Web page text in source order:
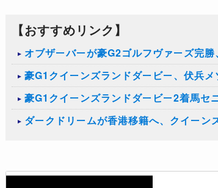
【おすすめリンク】
オブザーバーが豪G2ゴルフヴァーズ完
豪G1クイーンズランドダービー、伏兵
豪G1クイーンズランドダービー2着馬セ
ダークドリームが香港移籍へ、クイーン